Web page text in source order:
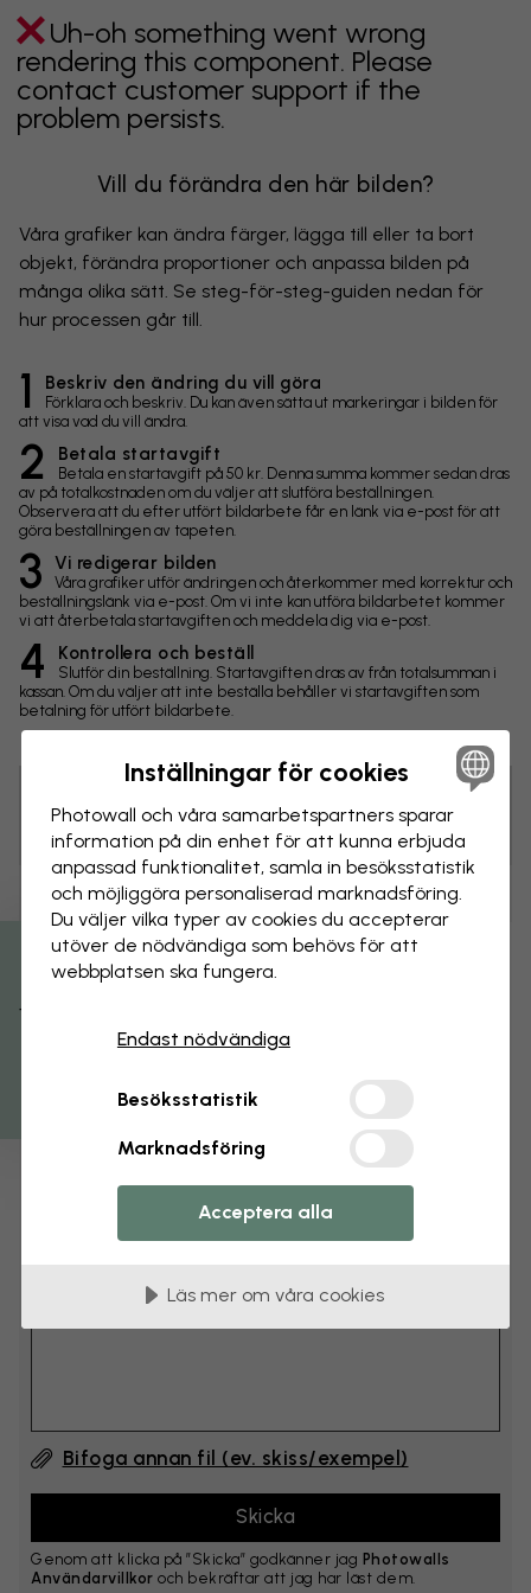
Uh-oh something went wrong
rendering this component. Please
contact customer support if the
problem persists.
Vill du förändra den här bilden?
Våra grafiker kan ändra färger, lägga till eller ta bort
objekt, förändra proportioner och anpassa bilden på
många olika sätt. Se steg-för-steg-guiden nedan för
hur processen går till.
1 Beskriv den ändring du vill göra
Förklara och beskriv. Du kan även sätta ut markeringar i bilden för
att visa vad du vill ändra.
2 Betala startavgift
Betala en startavgift på 50 kr. Denna summa kommer sedan dras
av på totalkostnaden om du väljer att slutföra beställningen.
Observera att du efter utfört bildarbete får en länk via e-post för att
göra beställningen av tapeten.
3 Vi redigerar bilden
Våra grafiker utför ändringen och återkommer med korrektur och
beställningslänk via e-post. Om vi inte kan utföra bildarbetet kommer
vi att återbetala startavgiften och meddela dig via e-post.
4 Kontrollera och beställ
Slutför din beställning. Startavgiften dras av från totalsumman i
kassan. Om du väljer att inte beställa behåller vi startavgiften som
betalning för utfört bildarbete.
Ändringar
Storlek
Lägg till kommentar
Kommentar #1
Bifoga annan fil (ev. skiss/exempel)
Genom att klicka på ”Skicka” godkänner jag Photowalls
Användarvillkor och bekräftar att jag har läst dem.
Tips! Du kan klicka på bilden för att göra en markering och
skriva en kommentar.
Inställningar för cookies
Photowall och våra samarbets­partners sparar
information på din enhet för att kunna erbjuda
anpassad funktionalitet, samla in besöks­statistik
och möjliggöra personaliserad marknads­föring.
Du väljer vilka typer av cookies du accepterar
utöver de nödvändiga som behövs för att
webbplatsen ska fungera.
Endast nödvändiga
Besöksstatistik
Marknadsföring
Acceptera alla
Läs mer om våra cookies
Få 15% rabatt